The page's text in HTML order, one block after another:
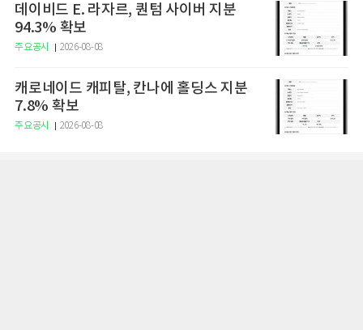
데이비드 E. 라자르, 퀀텀 사이버 지분
94.3% 확보
주요공시 2026-08-08
캐로네이드 캐피탈, 칸나에 홀딩스 지분
7.8% 확보
주요공시 2026-08-08